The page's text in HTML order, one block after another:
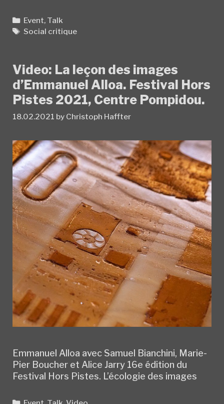
Categories
Event, Talk
Tags
Social critique
Video: La leçon des images
d’Emmanuel Alloa. Festival Hors
Pistes 2021, Centre Pompidou.
18.02.2021 by Christoph Haffter
Emmanuel Alloa avec Samuel Bianchini, Marie-
Pier Boucher et Alice Jarry 16e édition du
Festival Hors Pistes. L’écologie des images
Categories